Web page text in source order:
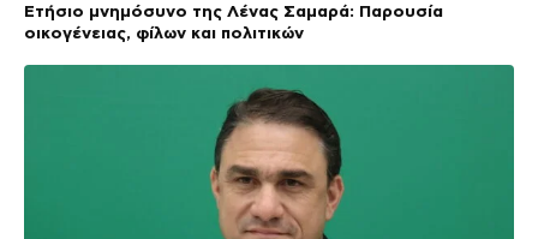
Ετήσιο μνημόσυνο της Λένας Σαμαρά: Παρουσία
οικογένειας, φίλων και πολιτικών